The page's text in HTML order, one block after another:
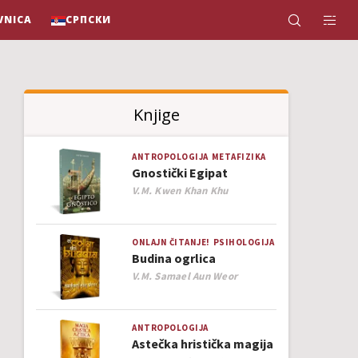
СРПСКИ
Knjige
ANTROPOLOGIJA METAFIZIKA
Gnostički Egipat
Author
V.M. Kwen Khan Khu
ONLAJN ČITANJE! PSIHOLOGIJA
Budina ogrlica
Author
V.M. Samael Aun Weor
ANTROPOLOGIJA
Astečka hristička magija